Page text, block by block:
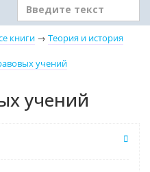
книги → Теория и история
учений
учений